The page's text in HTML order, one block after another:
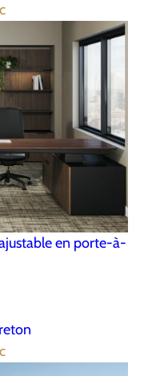
en porte-à-